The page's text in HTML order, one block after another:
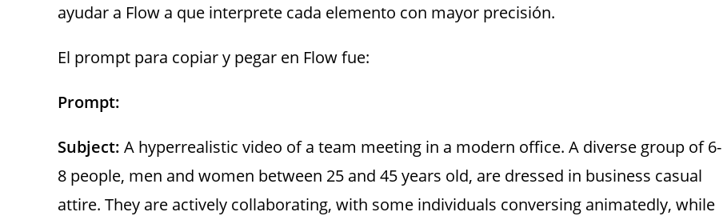
ayudar a Flow a que interprete cada elemento con mayor precisión.
El prompt para copiar y pegar en Flow fue:
Prompt:
Subject: A hyperrealistic video of a team meeting in a modern office. A diverse group of 6-
8 people, men and women between 25 and 45 years old, are dressed in business casual
attire. They are actively collaborating, with some individuals conversing animatedly, while